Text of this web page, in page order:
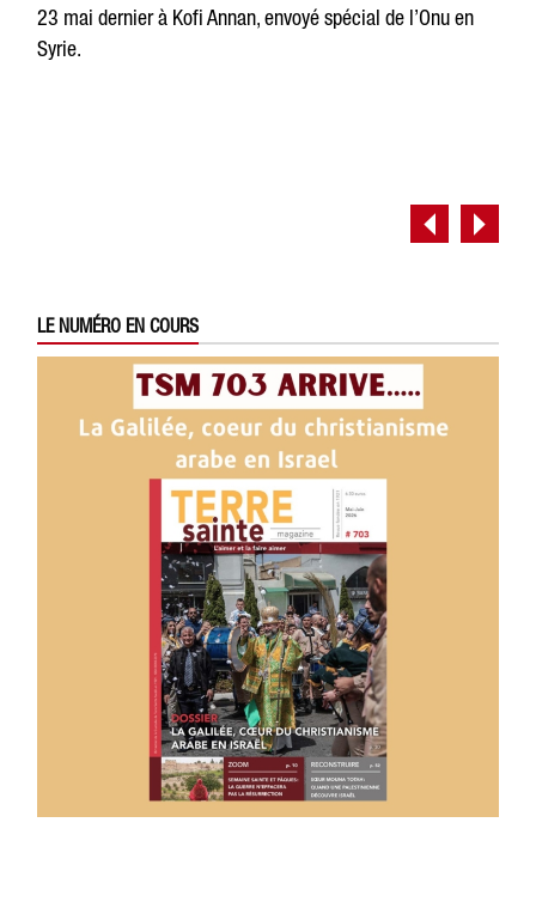
23 mai dernier à Kofi Annan, envoyé spécial de l’Onu en
Syrie.
LE NUMÉRO EN COURS